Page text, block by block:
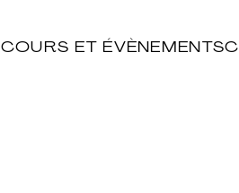
COURS ET ÉVÈNEMENTS